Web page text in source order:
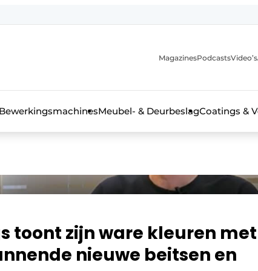
MagazinesPodcastsVideo’s
BewerkingsmachinesMeubel- & DeurbeslagCoatings &
toont zijn ware kleuren met
nieuwe beitsen en